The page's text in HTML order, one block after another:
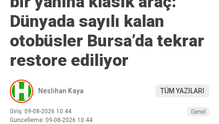
Dünyada sayılı kalan
otobüsler Bursa’da tekrar
restore ediliyor
Neslihan Kaya TÜM YAZILARI
Giriş: 09-08-2026 10:44
Güncelleme: 09-08-2026 10:44
Genel